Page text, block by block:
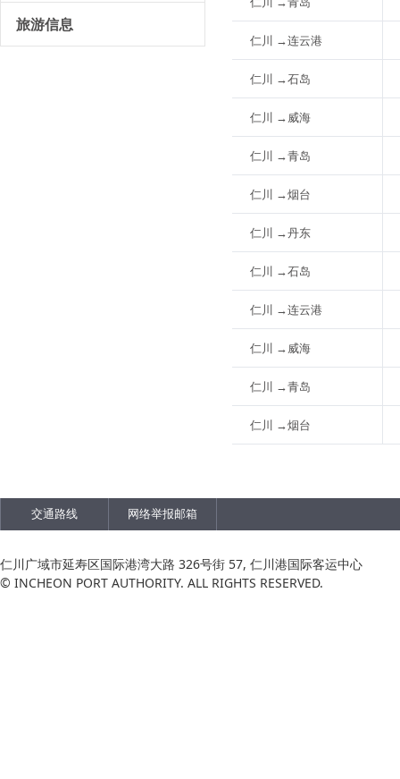
旅游信息
仁川 →连云港
仁川 →石岛
仁川 →威海
仁川 →青岛
仁川 →烟台
仁川 →丹东
仁川 →石岛
仁川 →连云港
仁川 →威海
仁川 →青岛
仁川 →烟台
交通路线 网络举报邮箱
仁川广域市延寿区国际港湾大路 326号街 57, 仁川港国际客运中心
© INCHEON PORT AUTHORITY. ALL RIGHTS RESERVED.